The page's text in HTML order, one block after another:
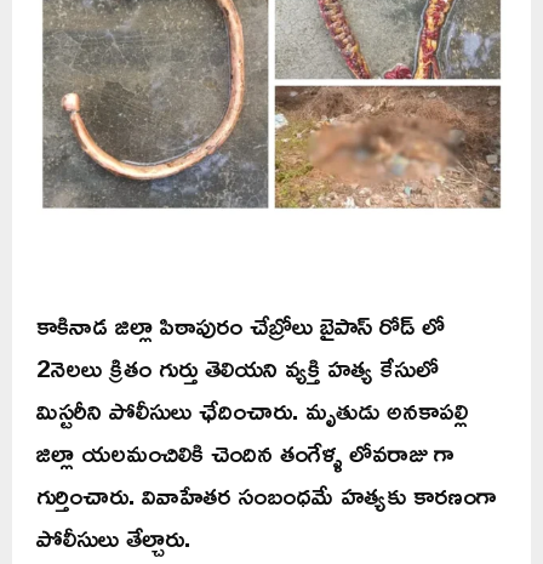
కాకినాడ జిల్లా పిఠాపురం చేబ్రోలు బైపాస్ రోడ్ లో
2నెలలు క్రితం గుర్తు తెలియని వ్యక్తి హత్య కేసులో
మిస్టరీని పోలీసులు ఛేదించారు. మృతుడు అనకాపల్లి
జిల్లా యలమంచిలికి చెందిన తంగేళ్ళ లోవరాజు గా
గుర్తించారు. వివాహేతర సంబంధమే హత్యకు కారణంగా
పోలీసులు తేల్చారు.